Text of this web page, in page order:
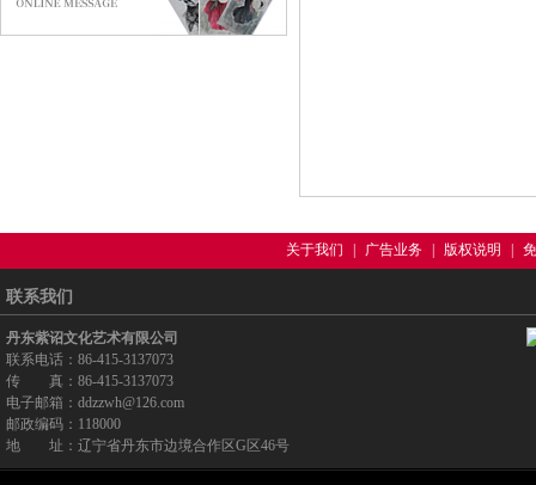
关于我们 广告业务 版权说明
联系我们
丹东紫诏文化艺术有限公司
联系电话：86-415-3137073
传 真：86-415-3137073
电子邮箱：ddzzwh@126.com
邮政编码：118000
地 址：辽宁省丹东市边境合作区G区46号